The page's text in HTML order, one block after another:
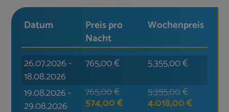
Datum
Preis pro
Nacht
Wochen­preis
26.07.2026-
18.08.2026
765,00€ 5.355,00€
19.08.2026-
29.08.2026
765,00€
574,00€
5.355,00€
4.018,00€